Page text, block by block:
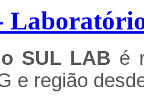
SUL LAB é
e região